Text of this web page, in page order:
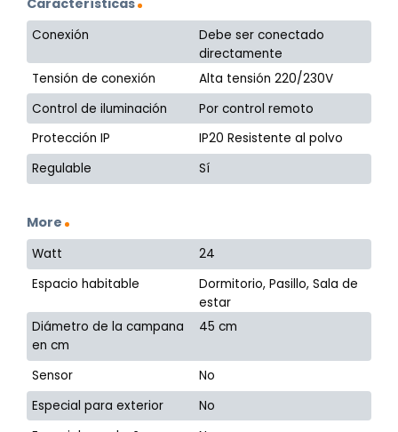
Conexión
Debe ser conectado
directamente
Tensión de conexión
Alta tensión 220/230V
Control de iluminación
Por control remoto
Protección IP
IP20 Resistente al polvo
Regulable
Sí
More
Watt
24
Espacio habitable
Dormitorio, Pasillo, Sala de
estar
Diámetro de la campana
en cm
45 cm
Sensor
No
Especial para exterior
No